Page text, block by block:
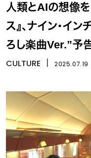
人類とAIの想像を
ス』、ナイン・イ
ろし楽曲Ver.”予
CULTURE 2025.07.19